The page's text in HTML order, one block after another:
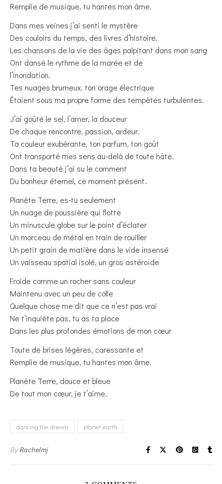
Remplie de musique, tu hantes mon âme.
Dans mes veines j’ai senti le mystère
Des couloirs du temps, des livres d’histoire.
Les chansons de la vie des âges palpitant dans mon sang
Ont dansé le rythme de la marée et de
l’inondation.
Tes nuages brumeux, ton orage électrique
Étaient sous ma propre forme des tempêtes turbulentes.
J’ai goûté le sel, l’amer, la douceur
De chaque rencontre, passion, ardeur.
Ta couleur exubérante, ton parfum, ton goût
Ont transporté mes sens au-delà de toute hâte.
Dans ta beauté j’ai su le comment
Du bonheur éternel, ce moment présent.
Planète Terre, es-tu seulement
Un nuage de poussière qui flotte
Un minuscule globe sur le point d’éclater
Un morceau de métal en train de rouiller
Un petit grain de matière dans le vide insensé
Un vaisseau spatial isolé, un gros astéroïde
Froide comme un rocher sans couleur
Maintenu avec un peu de colle
Quelque chose me dit que ce n’est pas vrai
Ne t’inquiète pas, tu as ta place
Dans les plus profondes émotions de mon cœur
Toute de brises légères, caressante et
Remplie de musique, tu hantes mon âme.
Planète Terre, douce et bleue
De tout mon cœur, je t’aime.
dancing the dream planet earth
ByRachelmj